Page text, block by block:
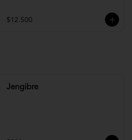
$12.500
Jengibre